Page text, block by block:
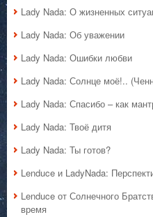
Lady Nada: О жизненных
Lady Nada: Об уважении
Lady Nada: Ошибки любви
Lady Nada: Солнце моё!..
Lady Nada: Спасибо – как
Lady Nada: Твоё дитя
Lady Nada: Ты готов?
Lenduce и LadyNada:
Lenduce от Солнечного
время